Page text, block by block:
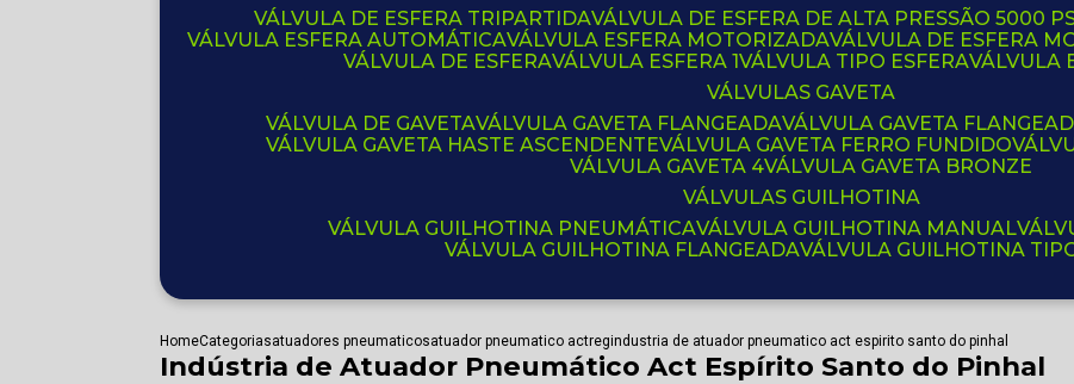
VÁLVULA DE ESFERA TRIPARTIDA VÁLVULA DE ESFERA DE ALTA PRESSÃO 5000
VÁLVULA ESFERA AUTOMÁTICA VÁLVULA ESFERA MOTORIZADA VÁLVULA DE ESFERA
VÁLVULA DE ESFERA VÁLVULA ESFERA 1 VÁLVULA TIPO ESFERA VÁLVULA
VÁLVULAS GAVETA
VÁLVULA DE GAVETA VÁLVULA GAVETA FLANGEADA VÁLVULA GAVETA
VÁLVULA GAVETA HASTE ASCENDENTE VÁLVULA GAVETA FERRO FUNDIDO
VÁLVULA GAVETA 4 VÁLVULA GAVETA BRONZE
VÁLVULAS GUILHOTINA
VÁLVULA GUILHOTINA PNEUMÁTICA VÁLVULA GUILHOTINA MANUAL
VÁLVULA GUILHOTINA FLANGEADA VÁLVULA GUILHOTINA
HomeCategoriasatuadores pneumaticosatuador pneumatico actregindustria de atuador pneumatico act espirito santo do pinhal
Indústria de Atuador Pneumático Act Espírito Santo do Pinhal